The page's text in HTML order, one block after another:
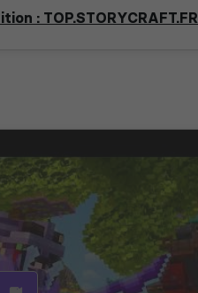
: TOP.STORYCRAFT.FR